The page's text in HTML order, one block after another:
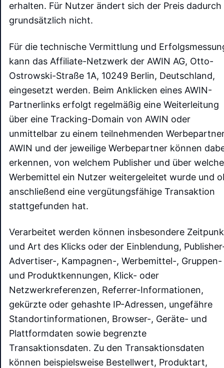
erhalten. Für Nutzer ändert sich der Preis dadurch
grundsätzlich nicht.
Für die technische Vermittlung und
kann das Affiliate-Netzwerk der AWIN AG, Otto-
Ostrowski-Straße 1A, 10249 Berlin, Deutschland,
eingesetzt werden. Beim Anklicken eines AWIN-
Partnerlinks erfolgt regelmäßig eine Weiterleitung
über eine Tracking-Domain von AWIN oder
unmittelbar zu einem teilnehmenden
AWIN und der jeweilige Werbepartner können
erkennen, von welchem Publisher und über
Werbemittel ein Nutzer weitergeleitet wurde und
anschließend eine vergütungsfähige Transaktion
stattgefunden hat.
Verarbeitet werden können insbesondere
und Art des Klicks oder der Einblendung,
Advertiser-, Kampagnen-, Werbemittel-, Gruppen-
und Produktkennungen, Klick- oder
Netzwerkreferenzen, Referrer-Informationen,
gekürzte oder gehashte IP-Adressen, ungefähre
Standortinformationen, Browser-, Geräte- und
Plattformdaten sowie begrenzte
Transaktionsdaten. Zu den Transaktionsdaten
können beispielsweise Bestellwert, Produktart,